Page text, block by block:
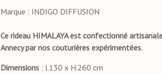
Marque : INDIGO DIFFUSION
Ce rideau HIMALAYA est confectionné
Annecy par nos couturières expérimentées.
Dimensions: l.130 x H.260 cm